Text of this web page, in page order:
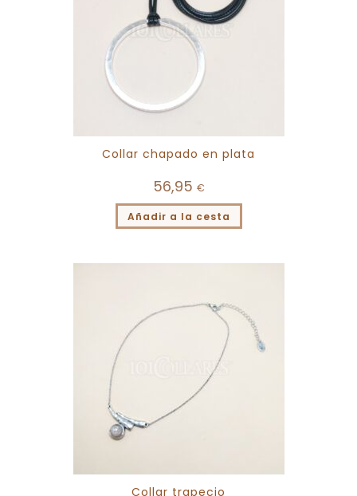
Collar chapado en plata
56,95 €
Añadir a la cesta
Collar trapecio